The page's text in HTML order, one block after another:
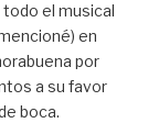
todo el musical
en
por
a su favor
boca.